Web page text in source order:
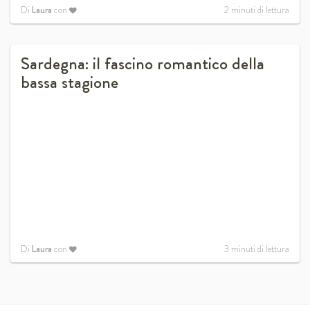
Di Laura con 2 minuti di lettura
Sardegna: il fascino romantico della
bassa stagione
Di Laura con 3 minuti di lettura